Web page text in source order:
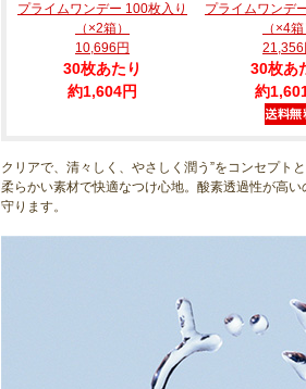
プライムワンデー 100枚入り
（×2箱）
10,696円
30枚あたり
約1,604円
プライムワンデ
（×4箱
21,356
30枚あ
約
クリアで、清々しく、やさしく潤う”をコンセプト
柔らかい素材で快適なつけ心地。酸素透過性が高
守ります。